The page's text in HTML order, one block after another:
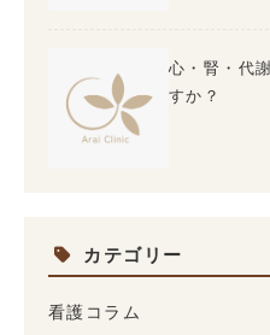
心・腎・代
すか？
カテゴリー
看護コラム